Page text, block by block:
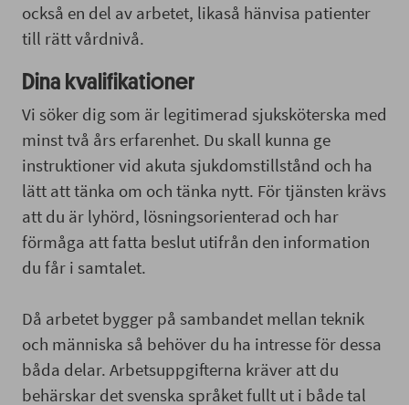
också en del av arbetet, likaså hänvisa patienter
till rätt vårdnivå.
Dina kvalifikationer
Vi söker dig som är legitimerad sjuksköterska med
minst två års erfarenhet. Du skall kunna ge
instruktioner vid akuta sjukdomstillstånd och ha
lätt att tänka om och tänka nytt. För tjänsten krävs
att du är lyhörd, lösningsorienterad och har
förmåga att fatta beslut utifrån den information
du får i samtalet.
Då arbetet bygger på sambandet mellan teknik
och människa så behöver du ha intresse för dessa
båda delar. Arbetsuppgifterna kräver att du
behärskar det svenska språket fullt ut i både tal